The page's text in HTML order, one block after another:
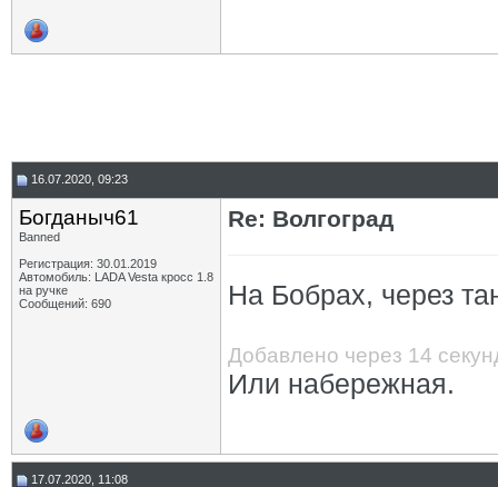
16.07.2020, 09:23
Богданыч61
Banned
Регистрация: 30.01.2019
Автомобиль: LADA Vesta кросс 1.8
на ручке
Сообщений: 690
Re: Волгоград
На Бобрах, через
Добавлено через 14
Или набережная.
17.07.2020, 11:08